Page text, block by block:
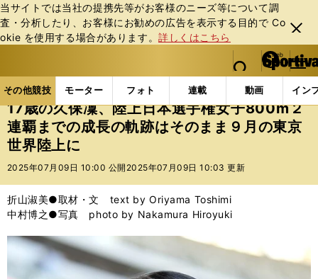
当サイトでは当社の提携先等がお客様のニーズ等について調
査・分析したり、お客様にお勧めの広告を表⽰する⽬的で Co
okie を使⽤する場合があります。詳しくはこちら
閉じ
る
web Sportiva (webスポルティーバ)
検索
マイペ
ー
ジ
メニュ
その他競技 モーター フォト 連載 動画 イン
ス
ポ
ル
テ
ー
バ
その他競技の記事一覧 陸上 17歳の久保凜、陸上日
17歳の久保凜、陸上日本選手権女子800m２
連覇までの成長の軌跡はそのまま９月の東京
世界陸上に
2025年07月09日 10:00 公開 2025年07月09日 10:03 更新
折山淑美●取材・文 text by Oriyama Toshimi
中村博之●写真 photo by Nakamura Hiroyuki